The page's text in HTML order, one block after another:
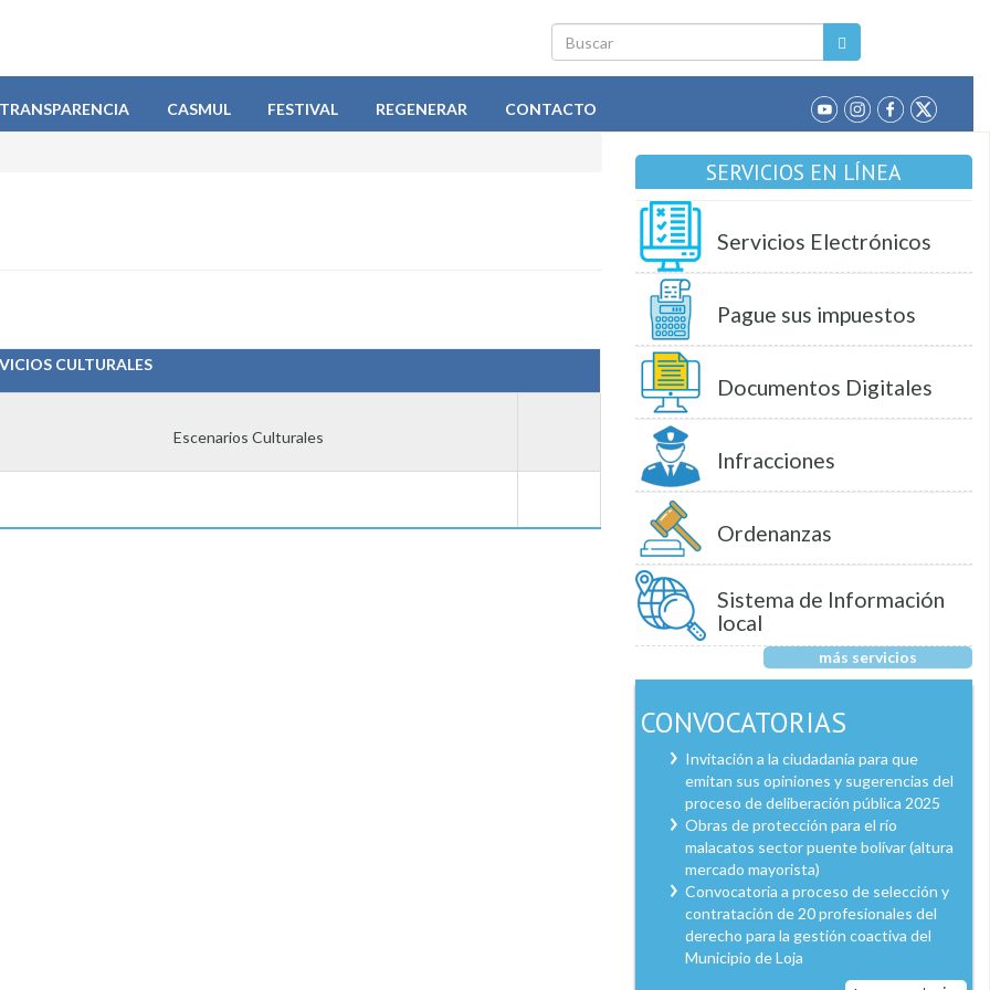
Buscar
TRANSPARENCIA CASMUL FESTIVAL REGENERAR CONTACTO
CULTURALES
Escenarios Culturales
SERVICIOS EN LÍNEA
Servicios Electrónicos
Pague sus impuestos
Documentos Digitales
Infracciones
Ordenanzas
Sistema de Información
local
más servicios
CONVOCATORIAS
Invitación a la ciudadanía para que
emitan sus opiniones y sugerencias del
proceso de deliberación pública 2025
Obras de protección para el río
malacatos sector puente bolívar (altura
mercado mayorista)
Convocatoria a proceso de selección y
contratación de 20 profesionales del
derecho para la gestión coactiva del
Municipio de Loja